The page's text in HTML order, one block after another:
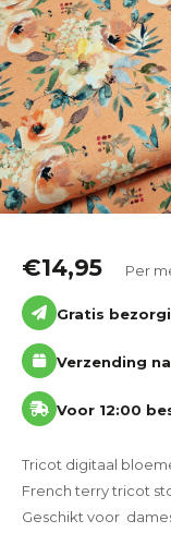
€14,95 Per
Gratis
Verzending
Voor 12:00
Tricot digitaal
French terry tricot
Geschikt voor